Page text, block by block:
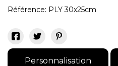
Référence: PLY 30x25cm
Personnalisation